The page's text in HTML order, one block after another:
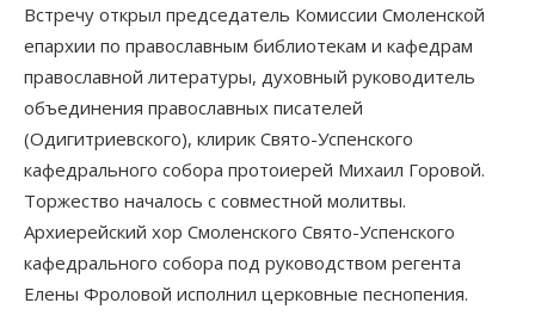
Встречу открыл председатель Комиссии Смоленской
епархии по православным библиотекам и кафедрам
православной литературы, духовный руководитель
объединения православных писателей
(Одигитриевского), клирик Свято-Успенского
кафедрального собора протоиерей Михаил Горовой.
Торжество началось с совместной молитвы.
Архиерейский хор Смоленского Свято-Успенского
кафедрального собора под руководством регента
Елены Фроловой исполнил церковные песнопения.